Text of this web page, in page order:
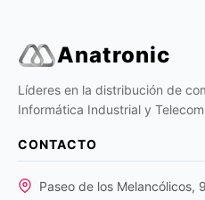
Anatronic
Líderes en la distribución de
Informática Industrial y
CONTACTO
Paseo de los Melancólicos,